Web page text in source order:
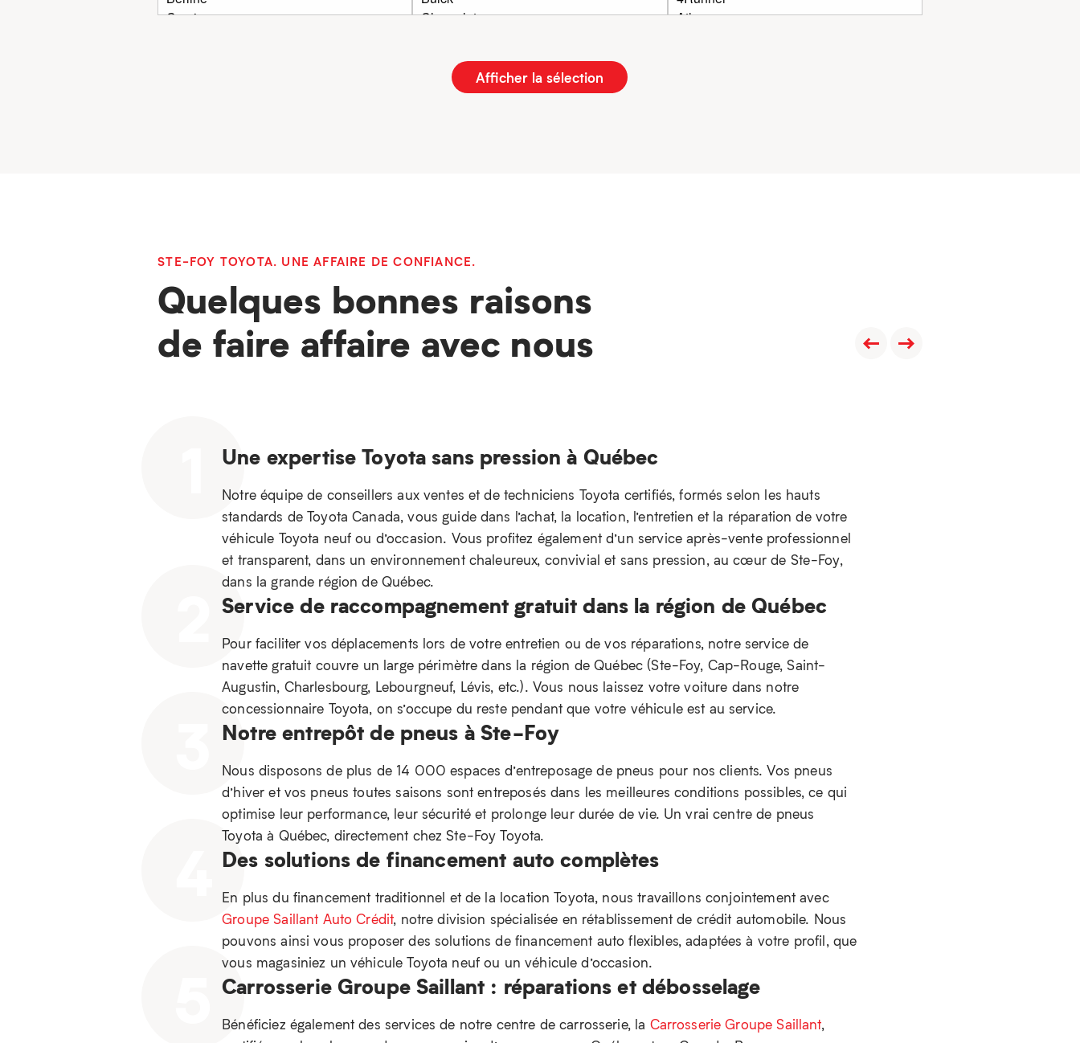
Afficher la sélection
STE-FOY TOYOTA. UNE AFFAIRE DE CONFIANCE.
Quelques bonnes raisons
de faire affaire avec nous
Une expertise Toyota sans pression à Québec
Notre équipe de conseillers aux ventes et de techniciens Toyota certifiés, formés selon les hauts
standards de Toyota Canada, vous guide dans l’achat, la location, l’entretien et la réparation de votre
véhicule Toyota neuf ou d’occasion. Vous profitez également d’un service après-vente professionnel
et transparent, dans un environnement chaleureux, convivial et sans pression, au cœur de Ste-Foy,
dans la grande région de Québec.
Service de raccompagnement gratuit dans la région de Québec
Pour faciliter vos déplacements lors de votre entretien ou de vos réparations, notre service de
navette gratuit couvre un large périmètre dans la région de Québec (Ste-Foy, Cap-Rouge, Saint-
Augustin, Charlesbourg, Lebourgneuf, Lévis, etc.). Vous nous laissez votre voiture dans notre
concessionnaire Toyota, on s’occupe du reste pendant que votre véhicule est au service.
Notre entrepôt de pneus à Ste-Foy
Nous disposons de plus de 14 000 espaces d’entreposage de pneus pour nos clients. Vos pneus
d’hiver et vos pneus toutes saisons sont entreposés dans les meilleures conditions possibles, ce qui
optimise leur performance, leur sécurité et prolonge leur durée de vie. Un vrai centre de pneus
Toyota à Québec, directement chez Ste-Foy Toyota.
Des solutions de financement auto complètes
En plus du financement traditionnel et de la location Toyota, nous travaillons conjointement avec
Groupe Saillant Auto Crédit, notre division spécialisée en rétablissement de crédit automobile. Nous
pouvons ainsi vous proposer des solutions de financement auto flexibles, adaptées à votre profil, que
vous magasiniez un véhicule Toyota neuf ou un véhicule d’occasion.
Carrosserie Groupe Saillant : réparations et débosselage
Bénéficiez également des services de notre centre de carrosserie, la Carrosserie Groupe Saillant,